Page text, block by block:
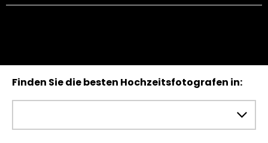
Finden Sie die besten Hochzeitsfotografen in: